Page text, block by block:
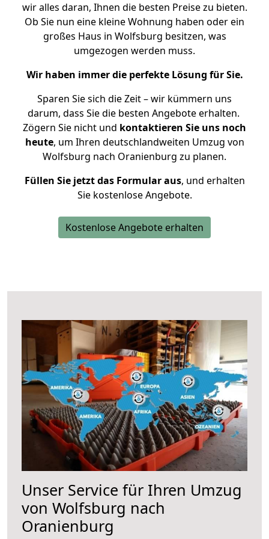
wir alles daran, Ihnen die besten Preise zu bieten.
Ob Sie nun eine kleine Wohnung haben oder ein
großes Haus in Wolfsburg besitzen, was
umgezogen werden muss.
Wir haben immer die perfekte Lösung für Sie.
Sparen Sie sich die Zeit – wir kümmern uns
darum, dass Sie die besten Angebote erhalten.
Zögern Sie nicht und kontaktieren Sie uns noch
heute, um Ihren deutschlandweiten Umzug von
Wolfsburg nach Oranienburg zu planen.
Füllen Sie jetzt das Formular aus, und erhalten
Sie kostenlose Angebote.
Kostenlose Angebote erhalten
Unser Service für Ihren Umzug
von Wolfsburg nach
Oranienburg